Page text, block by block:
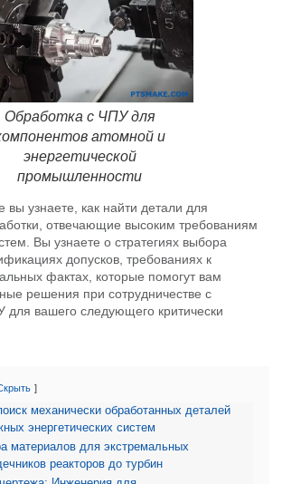
Обработка с ЧПУ для
атомной и
энергетической
промышленности
вы узнаете, как найти детали для
отвечающие высоким требованиям
Вы узнаете о стратегиях выбора
допусков, требованиях к
фактах, которые помогут вам
решения при сотрудничестве с
вашего следующего критически
механически обработанных деталей
энергетических систем
материалов для экстремальных
реакторов до турбин